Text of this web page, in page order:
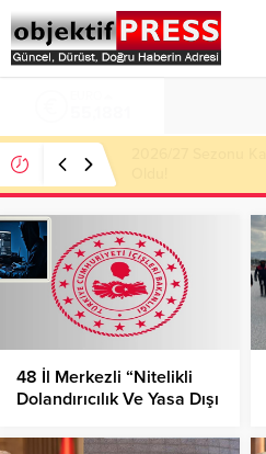
48 İl Merkezli “Nitelikli
Dolandırıcılık Ve Yasa Dışı